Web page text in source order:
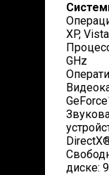
XP,
GHz
диске: